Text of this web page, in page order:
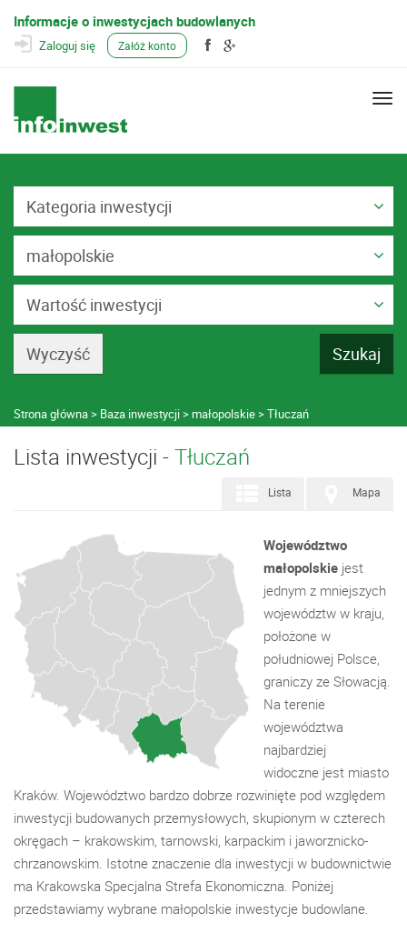
Informacje o inwestycjach budowlanych
Zaloguj się Załóż konto
Kategoria inwestycji
małopolskie
Wartość inwestycji
Strona główna Baza inwestycji małopolskie Tłuczań
Lista inwestycji - Tłuczań
Mapa
Lista
Województwo
małopolskie jest
jednym z mniejszych
województw w kraju,
położone w
południowej Polsce,
graniczy ze Słowacją.
Na terenie
województwa
najbardziej
widoczne jest miasto
Kraków. Województwo bardzo dobrze rozwinięte pod względem
inwestycji budowanych przemysłowych, skupionym w czterech
okręgach – krakowskim, tarnowski, karpackim i jaworznicko-
chrzanowskim. Istotne znaczenie dla inwestycji w budownictwie
ma Krakowska Specjalna Strefa Ekonomiczna. Poniżej
przedstawiamy wybrane małopolskie inwestycje budowlane.